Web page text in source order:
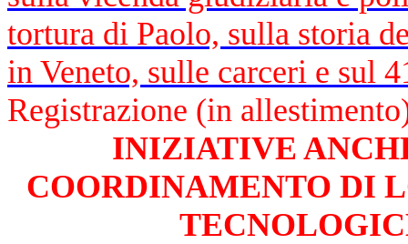
tortura di Paolo, sulla storia
in Veneto, sulle carceri e sul
Registrazione (in
INIZIATIVE
COORDINAMENTO DI